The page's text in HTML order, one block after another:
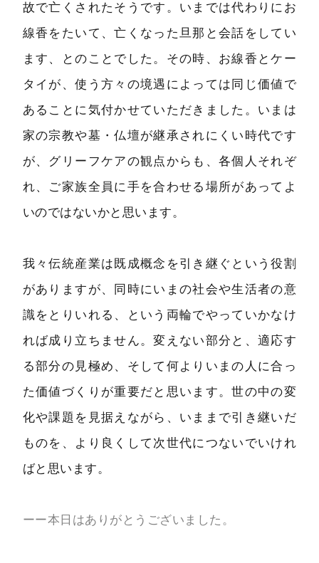
故で亡くされたそうです。いまでは代わりにお
線香をたいて、亡くなった旦那と会話をしてい
ます、とのことでした。その時、お線香とケー
タイが、使う方々の境遇によっては同じ価値で
あることに気付かせていただきました。いまは
家の宗教や墓・仏壇が継承されにくい時代です
が、グリーフケアの観点からも、各個人それぞ
れ、ご家族全員に手を合わせる場所があってよ
いのではないかと思います。
我々伝統産業は既成概念を引き継ぐという役割
がありますが、同時にいまの社会や生活者の意
識をとりいれる、という両輪でやっていかなけ
れば成り立ちません。変えない部分と、適応す
る部分の見極め、そして何よりいまの人に合っ
た価値づくりが重要だと思います。世の中の変
化や課題を見据えながら、いままで引き継いだ
ものを、より良くして次世代につないでいけれ
ばと思います。
ーー本日はありがとうございました。